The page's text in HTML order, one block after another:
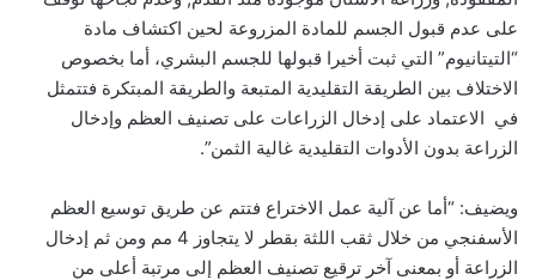
على عدم قبول الجسم للمادة المزروعة لحين اكتشاف مادة
“التيتانيوم” التي ثبت أخيرا قبولها للجسم البشري، أما بخصوص
الاختلاف بين الطريقة التقليدية المتبعة والطريقة المبتكرة فتتمثل
في الاعتماد على إدخال الزراعات على تصنيف العظم وإدخال
الزراعة بدون الأدوات التقليدية غالية الثمن”.
ويضيف: “أما عن آلية عمل الاختراع فتتم عن طريق توسيع العظم
الأسفنجي من خلال ثقب اللثة بقطر لا يتجاوز 4 مم ومن ثم إدخال
الزراعة أو بمعنى آخر ترقيع تصنيف العظم إلى مرتبة أعلى من